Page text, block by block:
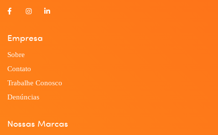
Empresa
Sobre
Contato
Trabalhe Conosco
Denúncias
Nossas Marcas